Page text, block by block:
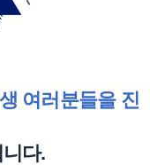
여러분들을 진
다.